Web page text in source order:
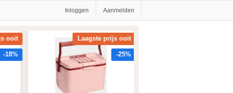
Inloggen Aanmelden